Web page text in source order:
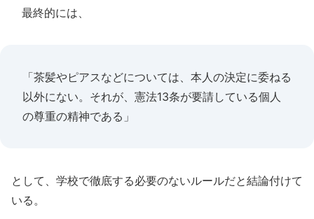
最終的には、
「茶髪やピアスなどについては、本人の決定に委ねる
以外にない。それが、憲法13条が要請している個人
の尊重の精神である」
として、学校で徹底する必要のないルールだと結論付けて
いる。